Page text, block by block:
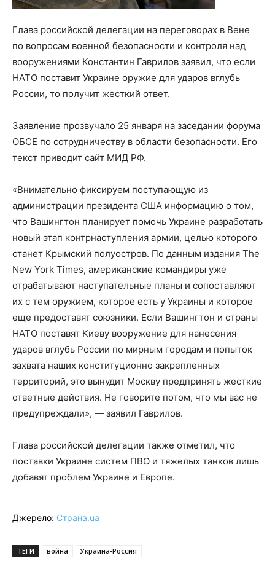
Глава российской делегации на переговорах в Вене
по вопросам военной безопасности и контроля над
вооружениями Константин Гаврилов заявил, что если
НАТО поставит Украине оружие для ударов вглубь
России, то получит жесткий ответ.
Заявление прозвучало 25 января на заседании форума
ОБСЕ по сотрудничеству в области безопасности. Его
текст приводит сайт МИД РФ.
«Внимательно фиксируем поступающую из
администрации президента США информацию о том,
что Вашингтон планирует помочь Украине разработать
новый этап контрнаступления армии, целью которого
станет Крымский полуостров. По данным издания The
New York Times, американские командиры уже
отрабатывают наступательные планы и сопоставляют
их с тем оружием, которое есть у Украины и которое
еще предоставят союзники. Если Вашингтон и страны
НАТО поставят Киеву вооружение для нанесения
ударов вглубь России по мирным городам и попыток
захвата наших конституционно закрепленных
территорий, это вынудит Москву предпринять жесткие
ответные действия. Не говорите потом, что мы вас не
предупреждали», — заявил Гаврилов.
Глава российской делегации также отметил, что
поставки Украине систем ПВО и тяжелых танков лишь
добавят проблем Украине и Европе.
Джерело: Страна.ua
ТЕГИ война Украина-Россия